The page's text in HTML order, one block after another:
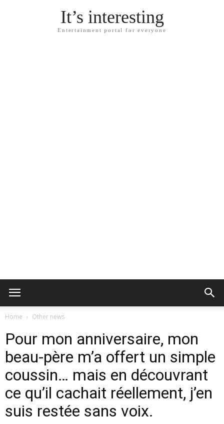
It’s interesting
Entertainment portal for everyone
Home Other news
Pour mon anniversaire, mon
beau-père m’a offert un simple
coussin… mais en découvrant
ce qu’il cachait réellement, j’en
suis restée sans voix.